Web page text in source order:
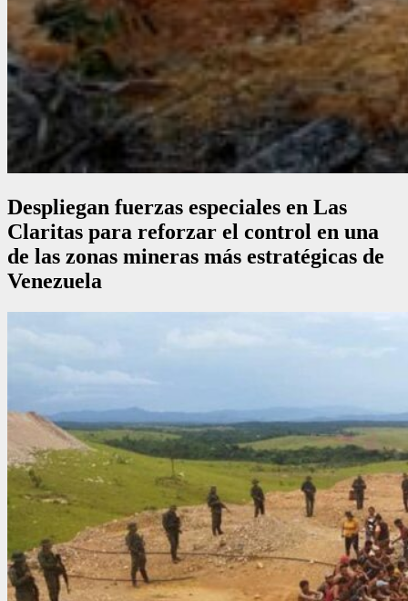
Despliegan fuerzas especiales en Las
Claritas para reforzar el control en una
de las zonas mineras más estratégicas de
Venezuela